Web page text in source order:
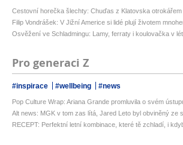
Cestovní horečka šlechty: Chuďas z Klatovska
Filip Vondrášek: V Jižní Americe si lidé plují životem
Osvěžení ve Schladmingu: Lamy, ferraty i koulovačka v
Pro generaci Z
#inspirace #wellbeing #news
Pop Culture Wrap: Ariana Grande promluvila o svém
Alt news: MGK v tom zas lítá, Jared Leto byl obviněný ze
RECEPT: Perfektní letní kombinace, které tě zchladí, i